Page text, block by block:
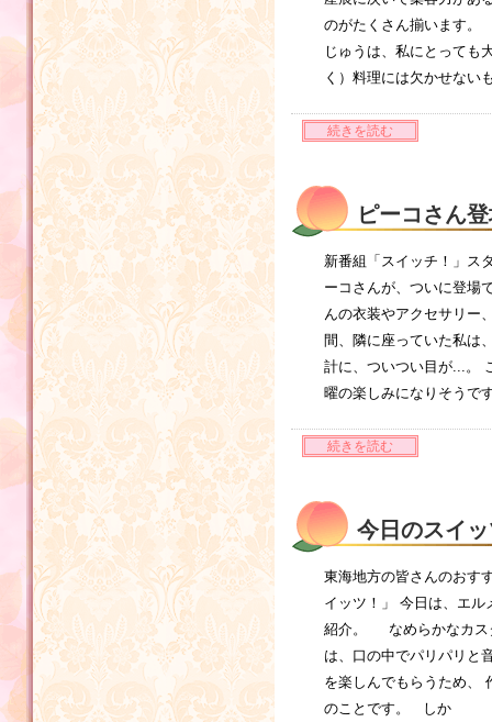
のがたくさん揃います。
じゅうは、私にとっても
く）料理には欠かせない
続きを読む
ピーコさん
新番組「スイッチ！」ス
ーコさんが、ついに登
んの衣装やアクセサリー
間、隣に座っていた私は
計に、ついつい目が...。
曜の楽しみになりそうで
続きを読む
今日のスイ
東海地方の皆さんのおす
イッツ！」 今日は、エ
紹介。 なめらかなカス
は、口の中でパリパリと
を楽しんでもらうため、
のことです。 しか